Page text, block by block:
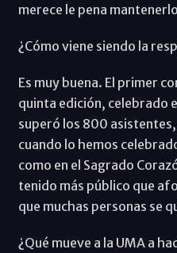
merece le pena
¿Cómo viene siendo la
Es muy buena. El primer
quinta edición, celebrado
superó los 800
cuando lo hemos
como en el Sagrado
tenido más público que
que muchas personas se
¿Qué mueve a la UMA a